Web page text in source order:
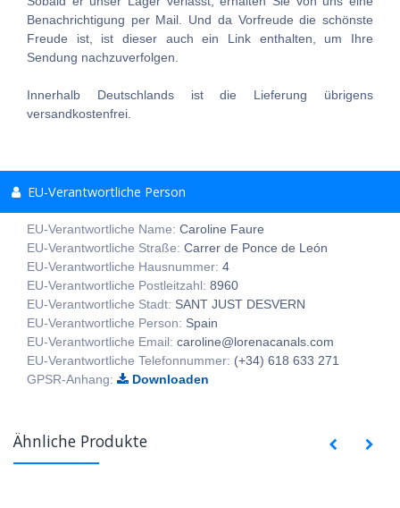
Benachrichtigung per Mail. Und da Vorfreude die schönste
Freude ist, ist dieser auch ein Link enthalten, um Ihre
Sendung nachzuverfolgen.
Innerhalb Deutschlands ist die Lieferung übrigens
versandkostenfrei.
EU-Verantwortliche Person
EU-Verantwortliche Name: Caroline Faure
EU-Verantwortliche Straße: Carrer de Ponce de León
EU-Verantwortliche Hausnummer: 4
EU-Verantwortliche Postleitzahl: 8960
EU-Verantwortliche Stadt: SANT JUST DESVERN
EU-Verantwortliche Person: Spain
EU-Verantwortliche Email: caroline@lorenacanals.com
EU-Verantwortliche Telefonnummer: (+34) 618 633 271
GPSR-Anhang:
Downloaden
Ähnliche Produkte